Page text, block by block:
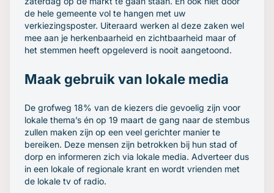
de hele gemeente vol te hangen met uw
verkiezingsposter. Uiteraard werken al deze zaken wel
mee aan je herkenbaarheid en zichtbaarheid maar of
het stemmen heeft opgeleverd is nooit aangetoond.
Maak gebruik van lokale media
De grofweg 18% van de kiezers die gevoelig zijn voor
lokale thema’s én op 19 maart de gang naar de stembus
zullen maken zijn op een veel gerichter manier te
bereiken. Deze mensen zijn betrokken bij hun stad of
dorp en informeren zich via lokale media. Adverteer dus
in een lokale of regionale krant en wordt vrienden met
de lokale tv of radio.